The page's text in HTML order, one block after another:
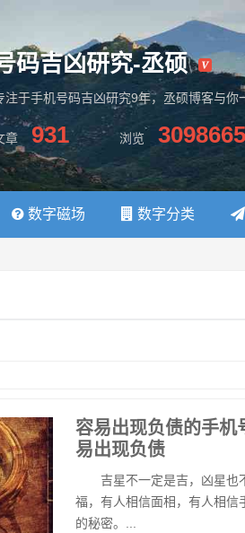
码吉凶研究-丞硕
注于手机号码吉凶研究9年，丞硕博客与
章 931 浏览 3098665
数字磁场 数字分类
容易出现负债的手机
易出现负债
吉星不一定是吉，凶星也不
福，有人相信面相，有人相信
的秘密。...